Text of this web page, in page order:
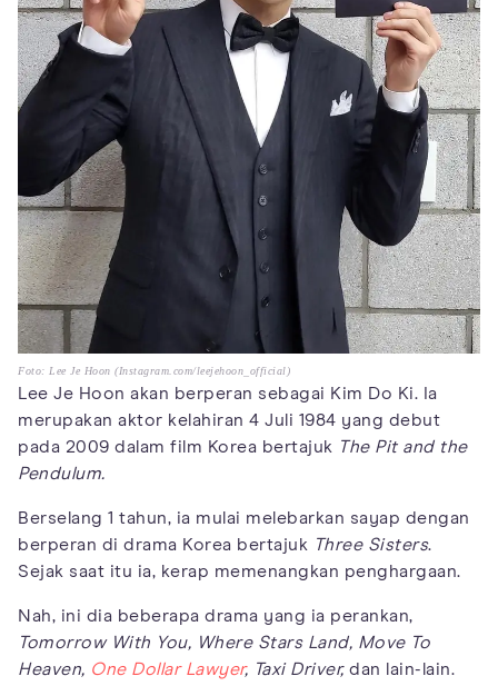
Foto: Lee Je Hoon (Instagram.com/leejehoon_official)
Lee Je Hoon akan berperan sebagai Kim Do Ki. Ia
merupakan aktor kelahiran 4 Juli 1984 yang debut
pada 2009 dalam film Korea bertajuk The Pit and the
Pendulum.
Berselang 1 tahun, ia mulai melebarkan sayap dengan
berperan di drama Korea bertajuk Three Sisters.
Sejak saat itu ia, kerap memenangkan penghargaan.
Nah, ini dia beberapa drama yang ia perankan,
Tomorrow With You, Where Stars Land, Move To
Heaven, One Dollar Lawyer, Taxi Driver,dan lain-lain.